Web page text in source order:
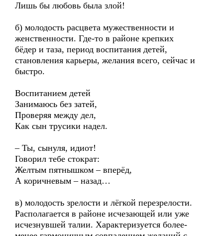
Лишь бы любовь была злой!
б) молодость расцвета мужественности и
женственности. Где-то в районе крепких
бёдер и таза, период воспитания детей,
становления карьеры, желания всего, сейчас и
быстро.
Воспитанием детей
Занимаюсь без затей,
Проверяя между дел,
Как сын трусики надел.
– Ты, сынуля, идиот!
Говорил тебе стократ:
Желтым пятнышком – вперёд,
А коричневым – назад…
в) молодость зрелости и лёгкой перезрелости.
Располагается в районе исчезающей или уже
исчезнувшей талии. Характеризуется более-